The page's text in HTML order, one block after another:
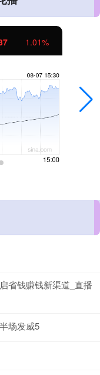
1.01%
省钱赚钱新渠道_直播
场发威5